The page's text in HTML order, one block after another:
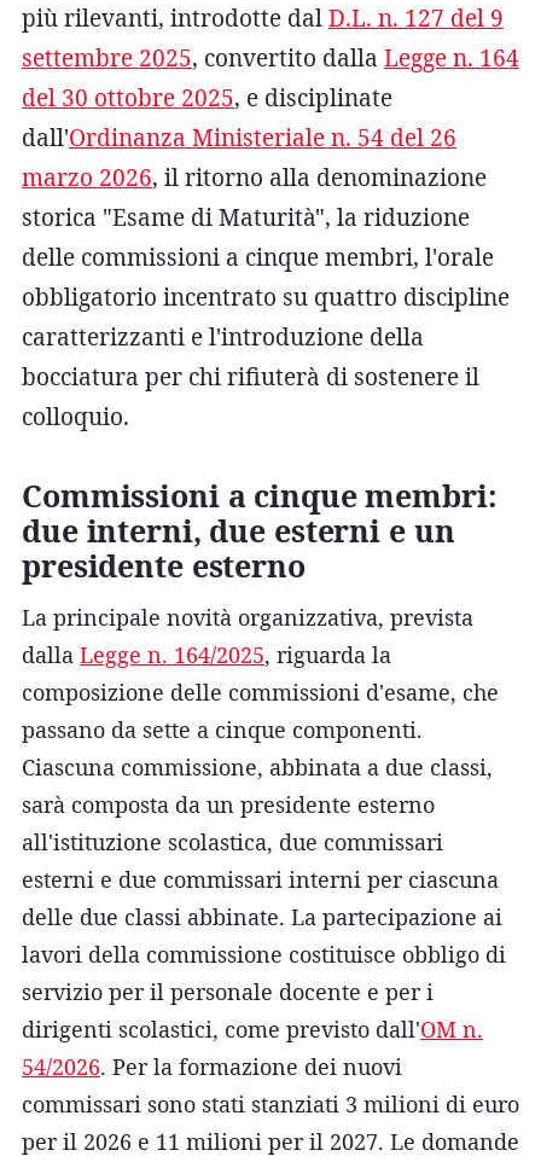
più rilevanti, introdotte dalD.L. n. 127 del 9
settembre 2025, convertito dalla Legge n. 164
del 30 ottobre 2025, e disciplinate
dall'Ordinanza Ministeriale n. 54 del 26
marzo 2026, il ritorno alla denominazione
storica "Esame di Maturità", la riduzione
delle commissioni a cinque membri, l'orale
obbligatorio incentrato su quattro discipline
caratterizzanti e l'introduzione della
bocciatura per chi rifiuterà di sostenere il
colloquio.
Commissioni a cinque membri:
due interni, due esterni e un
presidente esterno
La principale novità organizzativa, prevista
dalla Legge n. 164/2025, riguarda la
composizione delle commissioni d'esame, che
passano da sette a cinque componenti.
Ciascuna commissione, abbinata a due classi,
sarà composta da un presidente esterno
all'istituzione scolastica, due commissari
esterni e due commissari interni per ciascuna
delle due classi abbinate. La partecipazione ai
lavori della commissione costituisce obbligo di
servizio per il personale docente e per i
dirigenti scolastici, come previsto dall'OM n.
54/2026. Per la formazione dei nuovi
commissari sono stati stanziati 3 milioni di euro
per il 2026 e 11 milioni per il 2027. Le domande